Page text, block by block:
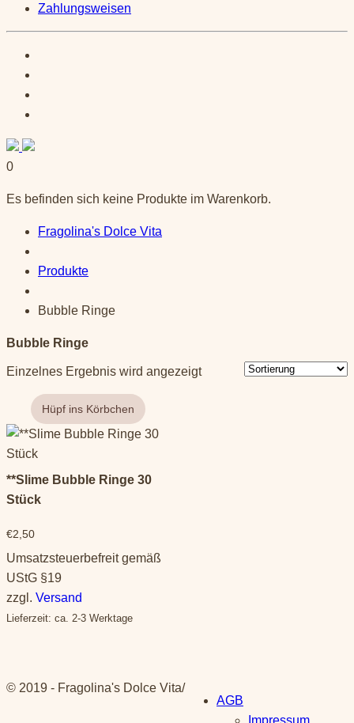
Zahlungsweisen
0
Es befinden sich keine Produkte im Warenkorb.
Fragolina's Dolce Vita
Produkte
Bubble Ringe
Bubble Ringe
Einzelnes Ergebnis wird angezeigt
**Slime Bubble Ringe 30
Stück
€2,50
Umsatzsteuerbefreit gemäß
UStG §19
zzgl. Versand
Lieferzeit: ca. 2-3 Werktage
© 2019 - Fragolina's Dolce Vita/
AGB